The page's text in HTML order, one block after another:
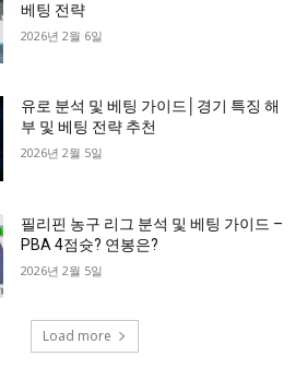
베팅 전략
2026년 2월 6일
유로 분석 및 베팅 가이드│경기 특징 해
부 및 베팅 전략 추천
2026년 2월 5일
필리핀 농구 리그 분석 및 베팅 가이드 –
PBA 4점슛? 연봉은?
2026년 2월 5일
Load more